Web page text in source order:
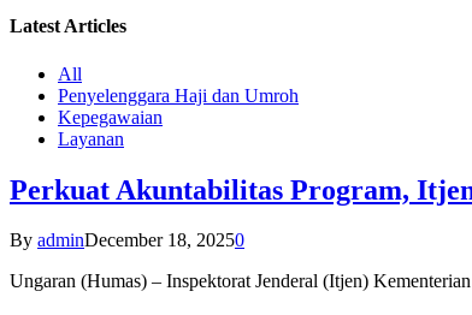
Latest Articles
All
Penyelenggara Haji dan Umroh
Kepegawaian
Layanan
Perkuat Akuntabilitas Program,
By adminDecember 18, 20250
Ungaran (Humas) – Inspektorat Jenderal (Itjen)